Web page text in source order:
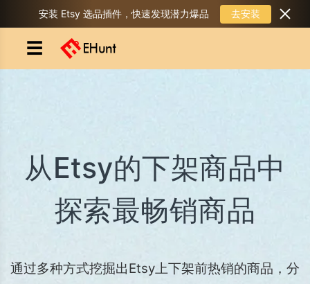
安装 Etsy 选品插件，快速发现潜力爆品 去安装
☰
从Etsy的下架商品中
探索最畅销商品
通过多种方式挖掘出Etsy上下架前热销的商品，分